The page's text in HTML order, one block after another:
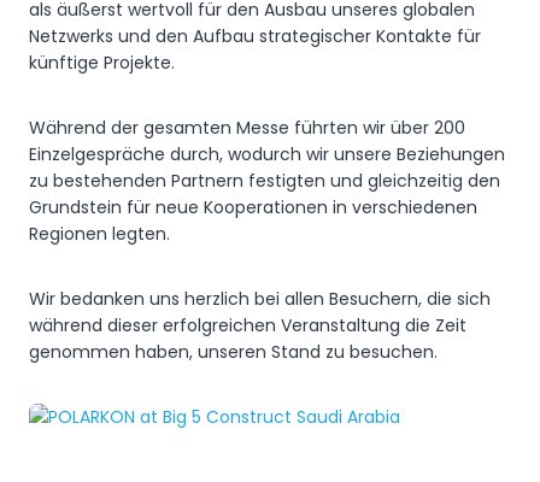
als äußerst wertvoll für den Ausbau unseres globalen
Netzwerks und den Aufbau strategischer Kontakte für
künftige Projekte.
Während der gesamten Messe führten wir über 200
Einzelgespräche durch, wodurch wir unsere Beziehungen
zu bestehenden Partnern festigten und gleichzeitig den
Grundstein für neue Kooperationen in verschiedenen
Regionen legten.
Wir bedanken uns herzlich bei allen Besuchern, die sich
während dieser erfolgreichen Veranstaltung die Zeit
genommen haben, unseren Stand zu besuchen.